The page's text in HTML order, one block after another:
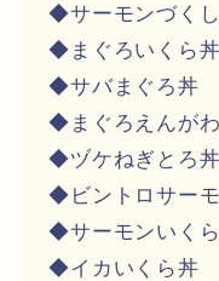
◆サーモンづく
◆まぐろいくら丼
◆サバまぐろ丼
◆まぐろえんが
◆ヅケねぎとろ丼
◆ビントロサー
◆サーモンいく
◆イカいくら丼